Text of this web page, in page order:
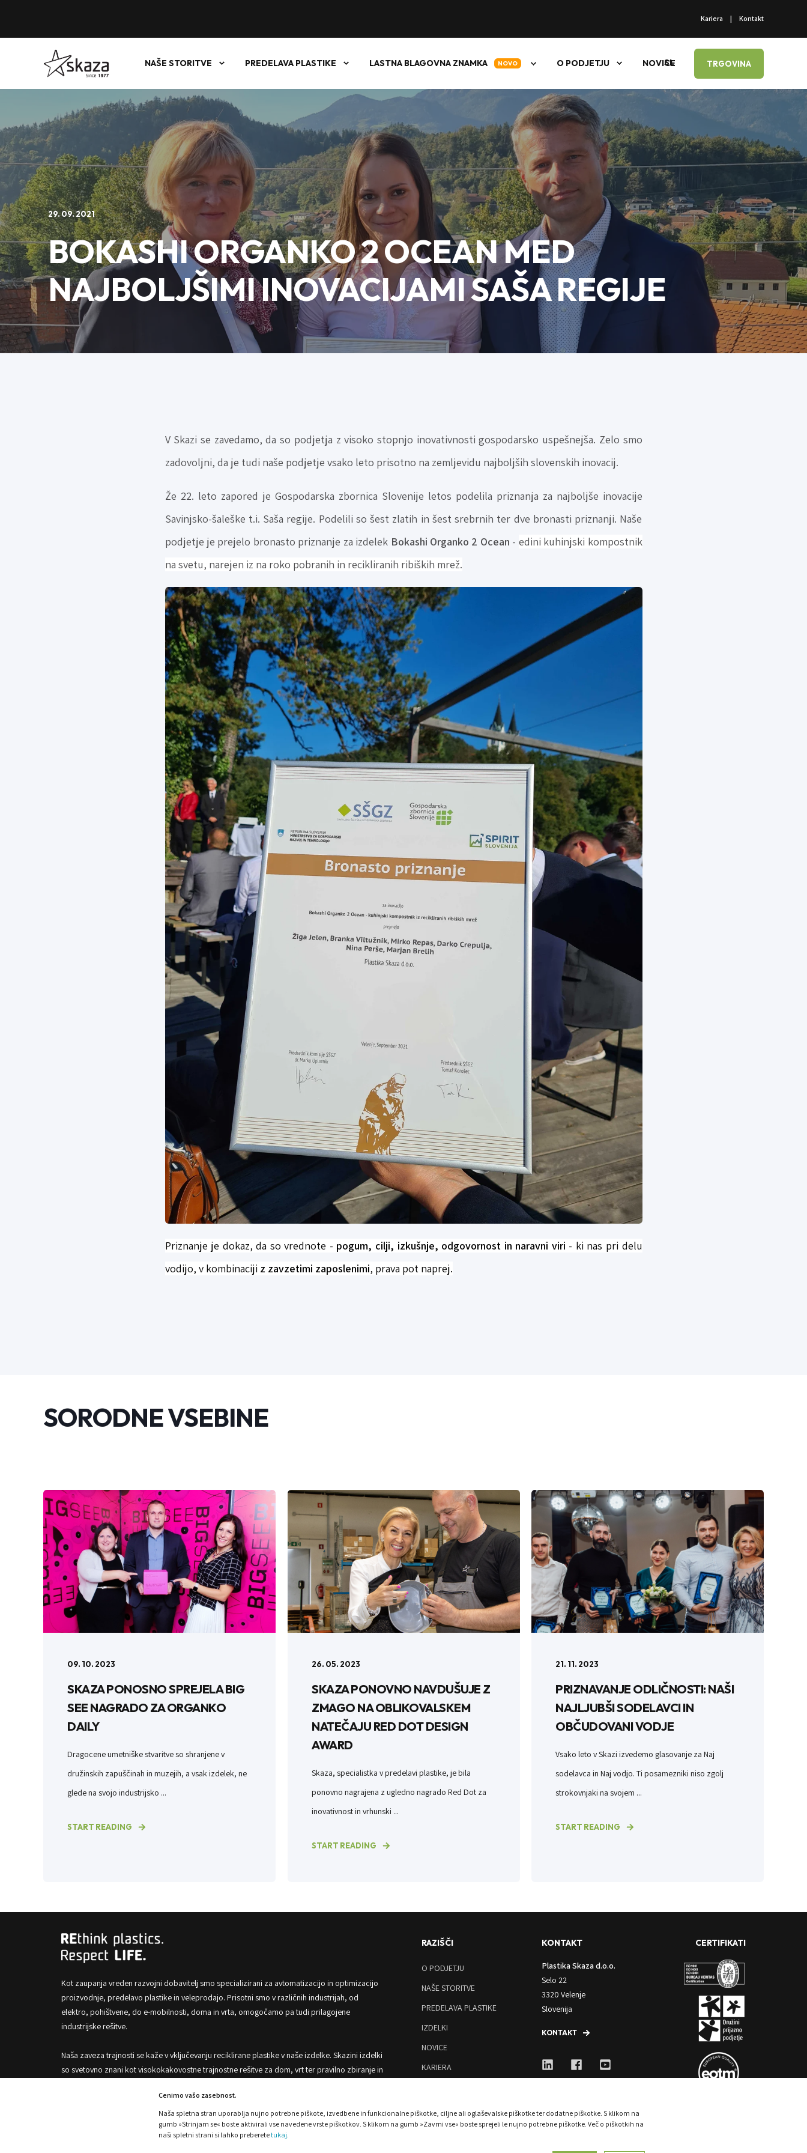
Cenimo vašo zasebnost.
Naša spletna stran uporablja nujno potrebne piškote, izvedbene in funkcionalne piškotke, ciljne ali oglaševalske piškotke ter dodatne piškotke. S klikom na
gumb »Strinjam se« boste aktivirali vse navedene vrste piškotkov. S klikom na gumb »Zavrni vse« boste sprejeli le nujno potrebne piškotke. Več o piškotkih na
naši spletni strani si lahko preberetetukaj.
Kariera Kontakt
NAŠE STORITVE PREDELAVA PLASTIKE LASTNA BLAGOVNA ZNAMKA NOVO O PODJETJU NOVICE
SL TRGOVINA
29. 09. 2021
BOKASHI ORGANKO 2 OCEAN MED
NAJBOLJŠIMI INOVACIJAMI SAŠA REGIJE
V Skazi se zavedamo, da so podjetja z visoko stopnjo inovativnosti gospodarsko uspešnejša. Zelo smo
zadovoljni, da je tudi naše podjetje vsako leto prisotno na zemljevidu najboljših slovenskih inovacij.
Že 22. leto zapored je Gospodarska zbornica Slovenije letos podelila priznanja za najboljše inovacije
Savinjsko-šaleške t.i. Saša regije. Podelili so šest zlatih in šest srebrnih ter dve bronasti priznanji. Naše
podjetje je prejelo bronasto priznanje za izdelek Bokashi Organko 2 Ocean - edini kuhinjski kompostnik
na svetu, narejen iz na roko pobranih in recikliranih ribiških mrež.
Priznanje je dokaz, da so vrednote - pogum, cilji, izkušnje, odgovornost in naravni viri - ki nas pri delu
vodijo, v kombinaciji z zavzetimi zaposlenimi, prava pot naprej.
SORODNE VSEBINE
09. 10. 2023
SKAZA PONOSNO SPREJELA BIG
SEE NAGRADO ZA ORGANKO
DAILY
Dragocene umetniške stvaritve so shranjene v
družinskih zapuščinah in muzejih, a vsak izdelek, ne
glede na svojo industrijsko ...
START READING
26. 05. 2023
SKAZA PONOVNO NAVDUŠUJE Z
ZMAGO NA OBLIKOVALSKEM
NATEČAJU RED DOT DESIGN
AWARD
Skaza, specialistka v predelavi plastike, je bila
ponovno nagrajena z ugledno nagrado Red Dot za
inovativnost in vrhunski ...
START READING
21. 11. 2023
PRIZNAVANJE ODLIČNOSTI: NAŠI
NAJLJUBŠI SODELAVCI IN
OBČUDOVANI VODJE
Vsako leto v Skazi izvedemo glasovanje za Naj
sodelavca in Naj vodjo. Ti posamezniki niso zgolj
strokovnjaki na svojem ...
START READING
Kot zaupanja vreden razvojni dobavitelj smo specializirani za avtomatizacijo in optimizacijo
proizvodnje, predelavo plastike in veleprodajo. Prisotni smo v različnih industrijah, od
elektro, pohištvene, do e-mobilnosti, doma in vrta, omogočamo pa tudi prilagojene
industrijske rešitve.
Naša zaveza trajnosti se kaže v vključevanju reciklirane plastike v naše izdelke. Skazini izdelki
so svetovno znani kot visokokakovostne trajnostne rešitve za dom, vrt ter pravilno zbiranje in
RAZIŠČI
O PODJETJU
NAŠE STORITVE
PREDELAVA PLASTIKE
IZDELKI
NOVICE
KARIERA
KONTAKT
Plastika Skaza d.o.o.
Selo 22
3320 Velenje
Slovenija
KONTAKT
CERTIFIKATI